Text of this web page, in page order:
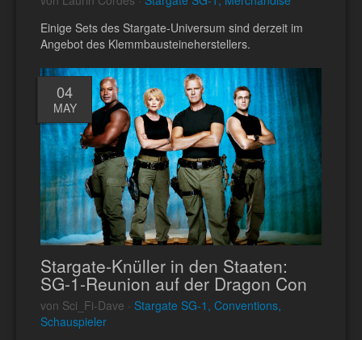
Einige Sets des Stargate-Universum sind derzeit im
Angebot des Klemmbausteineherstellers.
04
MAY
Stargate-Knüller in den Staaten:
SG-1-Reunion auf der Dragon Con
von Sci_Fi-Dave · Stargate SG-1, Conventions,
Schauspieler